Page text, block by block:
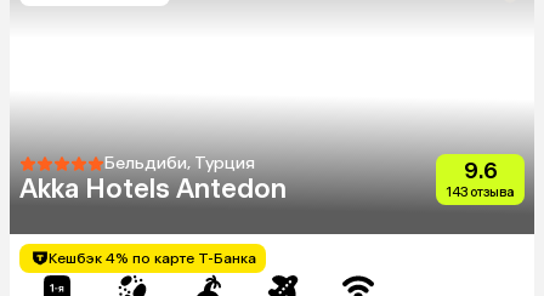
Бельдиби, Турция
Akka Hotels Antedon
9.6
143 отзыва
Кешбэк 4% по карте Т-Банка